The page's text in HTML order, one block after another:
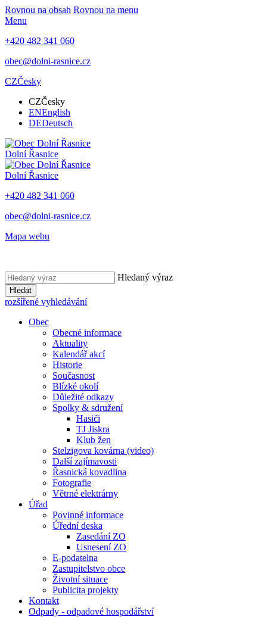
Rovnou na obsah Rovnou na menu
Menu
+420 482 341 060
obec@dolni-rasnice.cz
CZČesky
CZČesky
ENEnglish
DEDeutsch
Dolní Řasnice
Dolní Řasnice
+420 482 341 060
obec@dolni-rasnice.cz
Mapa webu
Hledaný výraz
Hledat
rozšířené vyhledávání
Obec
Obecné informace
Aktuality
Kalendář akcí
Historie
Současnost
Blízké okolí
Důležité odkazy
Spolky & sdružení
Hasiči
TJ Jiskra
Klub žen
Stelzigova kovárna (video)
Další zajímavosti
Řasnická kovadlina
Fotografie
Větrné elektrárny
Úřad
Povinné informace
Úřední deska
Zasedání ZO
Usnesení ZO
E-podatelna
Zastupitelstvo obce
Životní situace
Publicita projekty
Kontakt
Odpady - odpadové hospodářství